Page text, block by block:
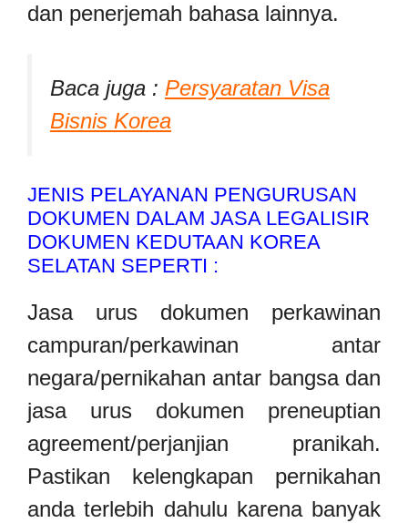
dan penerjemah bahasa lainnya.
Baca juga : Persyaratan Visa
Bisnis Korea
JENIS PELAYANAN PENGURUSAN
DOKUMEN DALAM JASA LEGALISIR
DOKUMEN KEDUTAAN KOREA
SELATAN SEPERTI :
Jasa urus dokumen perkawinan
campuran/perkawinan antar
negara/pernikahan antar bangsa dan
jasa urus dokumen preneuptian
agreement/perjanjian pranikah.
Pastikan kelengkapan pernikahan
anda terlebih dahulu karena banyak